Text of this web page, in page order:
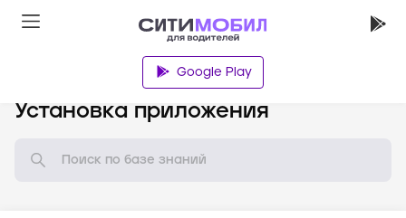
Google Play
Установка приложения